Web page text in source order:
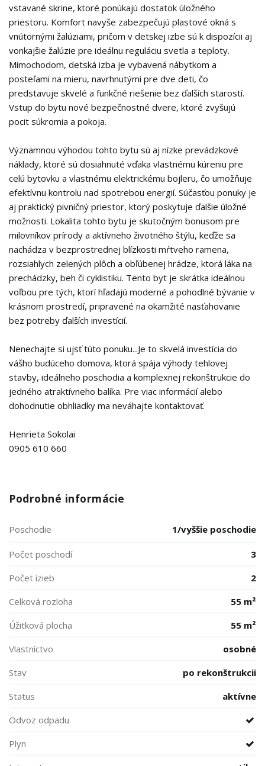
vstavané skrine, ktoré ponúkajú dostatok úložného
priestoru. Komfort navyše zabezpečujú plastové okná s
vnútornými žalúziami, pričom v detskej izbe sú k dispozícii aj
vonkajšie žalúzie pre ideálnu reguláciu svetla a teploty.
Mimochodom, detská izba je vybavená nábytkom a
posteľami na mieru, navrhnutými pre dve deti, čo
predstavuje skvelé a funkčné riešenie bez ďalších starostí.
Vstup do bytu nové bezpečnostné dvere, ktoré zvyšujú
pocit súkromia a pokoja.
Významnou výhodou tohto bytu sú aj nízke prevádzkové
náklady, ktoré sú dosiahnuté vďaka vlastnému kúreniu pre
celú bytovku a vlastnému elektrickému bojleru, čo umožňuje
efektívnu kontrolu nad spotrebou energií. Súčasťou ponuky je
aj praktický pivničný priestor, ktorý poskytuje ďalšie úložné
možnosti. Lokalita tohto bytu je skutočným bonusom pre
milovníkov prírody a aktívneho životného štýlu, keďže sa
nachádza v bezprostrednej blízkosti mŕtveho ramena,
rozsiahlych zelených plôch a obľúbenej hrádze, ktorá láka na
prechádzky, beh či cyklistiku. Tento byt je skrátka ideálnou
voľbou pre tých, ktorí hľadajú moderné a pohodlné bývanie v
krásnom prostredí, pripravené na okamžité nasťahovanie
bez potreby ďalších investícií.
Nenechajte si ujsť túto ponuku...Je to skvelá investícia do
vášho budúceho domova, ktorá spája výhody tehlovej
stavby, ideálneho poschodia a komplexnej rekonštrukcie do
jedného atraktívneho balíka. Pre viac informácií alebo
dohodnutie obhliadky ma neváhajte kontaktovať.
Henrieta Sokolai
0905 610 660
Podrobné informácie
Poschodie 1/vyššie poschodie
Počet poschodí
3
Počet izieb
2
Celková rozloha
55 m²
Úžitková plocha
55 m²
Vlastníctvo
osobné
Stav
po rekonštrukcii
Status
aktívne
Odvoz odpadu
Plyn